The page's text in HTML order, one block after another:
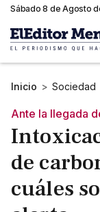
Sábado 8 de Agosto
Inicio > Sociedad
Ante la llegada
de
cuáles